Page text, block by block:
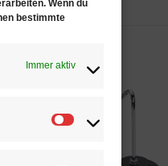
Wenn du
bestimmte
Immer aktiv
Statistiken